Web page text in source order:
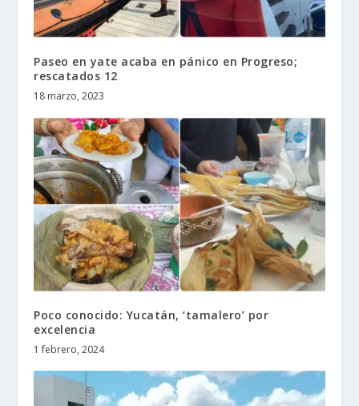
Paseo en yate acaba en pánico en Progreso;
rescatados 12
18 marzo, 2023
Poco conocido: Yucatán, ‘tamalero’ por
excelencia
1 febrero, 2024